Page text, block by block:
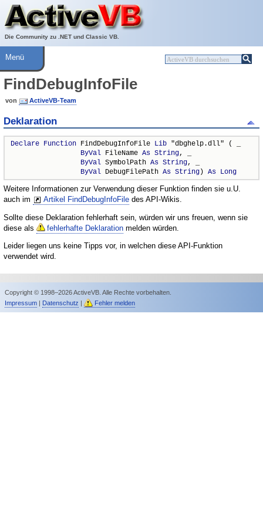
Die Community zu .NET und Classic VB.
Über ActiveVB
Hilfe
Menü
FindDebugInfoFile
von ActiveVB-Team
Deklaration
Declare Function FindDebugInfoFile Lib "dbghelp.dll" ( _
ByVal FileName As String, _
ByVal SymbolPath As String, _
ByVal DebugFilePath As String) As Long
Weitere Informationen zur Verwendung dieser Funktion finden sie u.U.
auch im
Artikel FindDebugInfoFile des API-Wikis.
Sollte diese Deklaration fehlerhaft sein, würden wir uns freuen, wenn sie
diese als
fehlerhafte Deklaration melden würden.
Leider liegen uns keine Tipps vor, in welchen diese API-Funktion
verwendet wird.
Copyright © 1998–2026 ActiveVB. Alle Rechte vorbehalten.
Impressum| Datenschutz | Fehler melden